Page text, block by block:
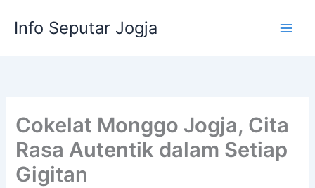
Info Seputar Jogja
Cokelat Monggo Jogja, Cita
Rasa Autentik dalam Setiap
Gigitan